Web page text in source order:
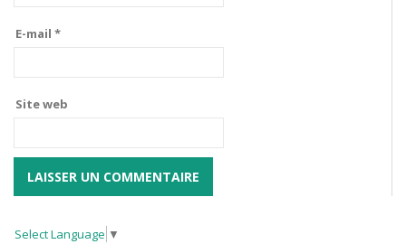
E-mail *
Site web
Select Language ▼